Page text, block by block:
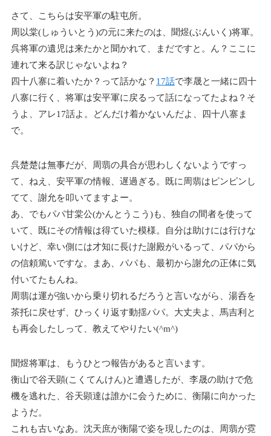
さて、こちらは安平軍の駐屯所。
周以棠(しゅういとう)の元に来たのは、聞煜(ぶんいく)将軍。
呉将軍の遺児は来たかと聞かれて、まだですと。ん？ここに
連れて来る訳じゃないよね？
四十八寨に着いたか？って話かな？ 17話で李晟と一緒に四十
八寨に行く、将軍は安平軍に戻るって話になってたよね？そ
うよ、アレ17話よ。どんだけ着かないんだよ、四十八寨ま
で。
呉楚楚は無事だが、周翡の具合が思わしくないようですっ
て、ねえ、安平軍の情報、遅過ぎる。既に周翡はピンピンし
てて、謝允を叩いてますよー。
あ、でもパパ甘棠公(かんとうこう)も、独自の間者を使って
いて、既にその情報は得ていた模様。自分は助けには行けな
いけど、幸い側には才知に長けた謝殿がいるって、パパから
の信頼篤いですな。まあ、パパも、最初から謝允の正体に気
付いてたもんね。
周翡は運が強いから乗り切れるだろうと言いながら、湯呑を
茶托に戻せず、ひっくり返す動揺パパ。大丈夫よ、馬吉利と
も再会したしって、教えてやりたい(^m^)
聞煜将軍は、もうひとつ報告があると言います。
衡山で谷天顕(こくてんけん)と遭遇したが、李晟の助けで危
機を逃れた、谷天顕達は誰かに会うために、衡陽に向かった
ようだ。
これも古いなあ。沈天庶が衡陽で姿を現したのは、周翡が霓